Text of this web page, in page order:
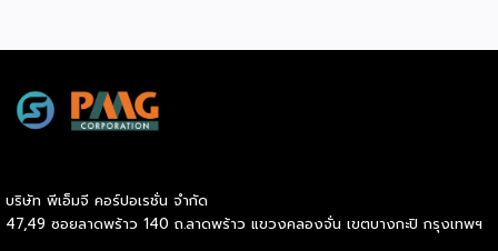
บริหารระดับสูงตลอดห่วงโซ่คุณค่าของอุตสาหกรรมนมทั่วโลก
ฮูฮอตขึ้นแท่นเมืองหลวงแห่งอุตสาหกรรมนมโลกอย่างเป็น
เกียรติคุณและรางวัลที่ระลึก เพื่อรับรองให้เมืองฮูฮอตดำรง
ตำแหน่ง World Dairy Capital หรือเมืองหลวงแห่ง
บริษัท พีเอ็มจี คอร์ปอเรชั่น จำกัด
47,49 ซอยลาดพร้าว 140 ถ.ลาดพร้าว แขวงคลองจั่น เขตบางกะปิ กรุงเทพฯ